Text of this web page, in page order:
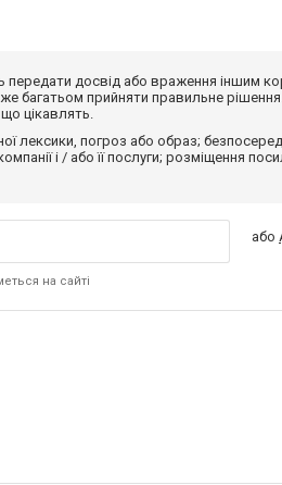
передати досвід або враження іншим
багатьом прийняти правильне
цікавлять.
лексики, погроз або образ;
і / або її послуги; розміщення
на сайті
або